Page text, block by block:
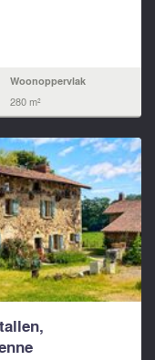
Woonoppervlak
280 m²